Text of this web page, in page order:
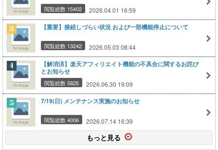
閲覧総数 15402 2026.04.01 16:59
【重要】接続しづらい状況 および一部機能停止について
閲覧総数 13242 2026.05.03 08:44
【解消済】楽天アフィリエイト機能の不具合に関するお詫び
とお知らせ
閲覧総数 5825 2026.06.30 19:09
7/19(日) メンテナンス実施のお知らせ
閲覧総数 4006 2026.07.14 16:39
もっと見る